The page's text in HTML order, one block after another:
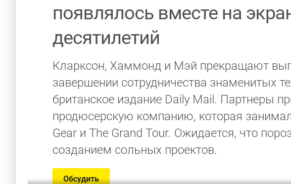
появлялось вместе на
десятилетий
Кларксон, Хаммонд и Мэй прекращают
завершении сотрудничества знаменитых
британское издание Daily Mail. Партнеры
продюсерскую компанию, которая
Gear и The Grand Tour. Ожидается, что
созданием сольных проектов.
Обсудить